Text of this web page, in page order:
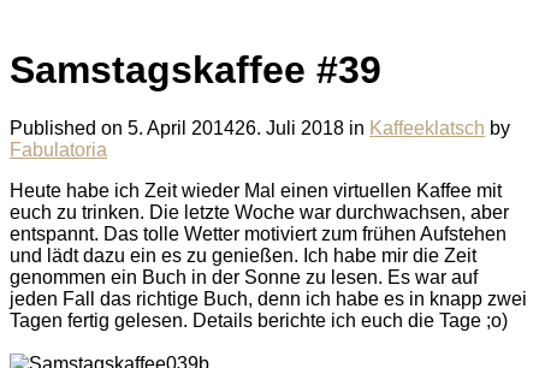
Samstagskaffee #39
Published on 5. April 201426. Juli 2018 in Kaffeeklatsch by
Fabulatoria
Heute habe ich Zeit wieder Mal einen virtuellen Kaffee mit
euch zu trinken. Die letzte Woche war durchwachsen, aber
entspannt. Das tolle Wetter motiviert zum frühen Aufstehen
und lädt dazu ein es zu genießen. Ich habe mir die Zeit
genommen ein Buch in der Sonne zu lesen. Es war auf
jeden Fall das richtige Buch, denn ich habe es in knapp zwei
Tagen fertig gelesen. Details berichte ich euch die Tage ;o)